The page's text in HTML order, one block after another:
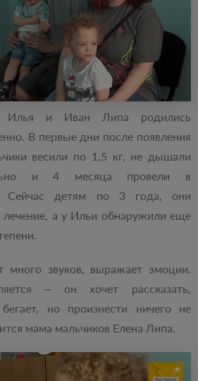
Илья и Иван Липа родились
В первые дни после появления
весили по 1,5 кг, не дышали
и 4 месяца провели в
Сейчас детям по 3 года, они
а у Ильи обнаружили еще
звуков, выражает эмоции.
– он хочет рассказать,
бегает, но произнести ничего не
мама мальчиков Елена Липа.